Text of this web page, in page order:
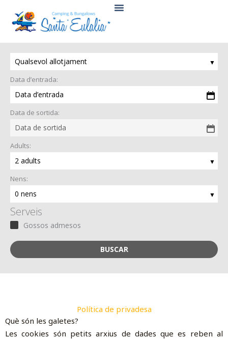
contingut
Qualsevol allotjament
Data d’entrada:
Data d’entrada
Data de sortida:
Data de sortida
Adults:
2 adults
Nens:
0 nens
Serveis
Gossos admesos
BUSCAR
Política de privadesa
Què són les galetes?
Les cookies són petits arxius de dades que es reben al